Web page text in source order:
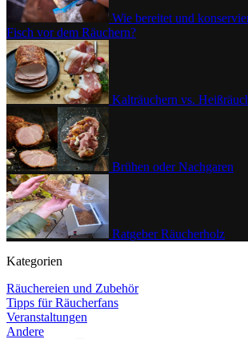
Wie bereitet und
Fisch vor dem Räuchern?
Kalträuchern vs.
Brühen oder Nachgaren
Ratgeber Räucherholz
Kategorien
Räuchereien und Zubehör
Tipps für Räucherfans
Veranstaltungen
Andere